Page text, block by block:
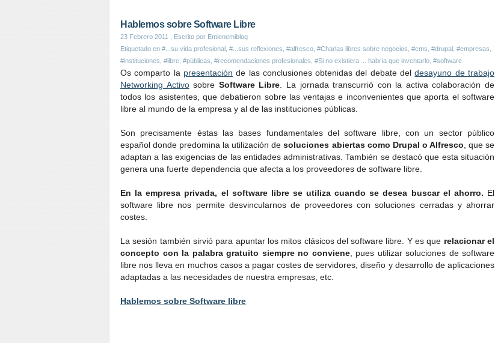
Hablemos sobre Software Libre
23 Febrero 2011
, Escrito por Emienemiblog
Etiquetado en #...su vida profesional #...sus reflexiones #alfresco #Charlas libres sobre negocios #cms #drupal #empresas
#instituciones #libre #públicas #recomendaciones profesionales #Si no existiera ... habría que inventarlo #software
Os comparto la presentación de las conclusiones obtenidas del debate deldesayuno de trabajo
Networking Activosobre Software Libre . La jornada transcurrió con la activa colaboración de
todos los asistentes, que debatieron sobre las ventajas e inconvenientes que aporta el software
libre al mundo de la empresa y al de las instituciones públicas.
Son precisamente éstas las bases fundamentales del software libre, con un sector público
español donde predomina la utilización desoluciones abiertas como Drupal o Alfresco , que se
adaptan a las exigencias de las entidades administrativas. También se destacó que esta situación
genera una fuerte dependencia que afecta a los proveedores de software libre.
En la empresa privada, el software libre se utiliza cuando se desea buscar el ahorro. El
software libre nos permite desvincularnos de proveedores con soluciones cerradas y ahorrar
costes.
La sesión también sirvió para apuntar los mitos clásicos del software libre. Y es que relacionar el
concepto con la palabra gratuito siempre no conviene, pues utilizar soluciones de software
libre nos lleva en muchos casos a pagar costes de servidores, diseño y desarrollo de aplicaciones
adaptadas a las necesidades de nuestra empresas, etc.
Hablemos sobre Software libre